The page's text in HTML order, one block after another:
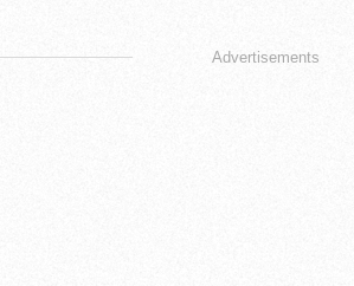
Advertisements